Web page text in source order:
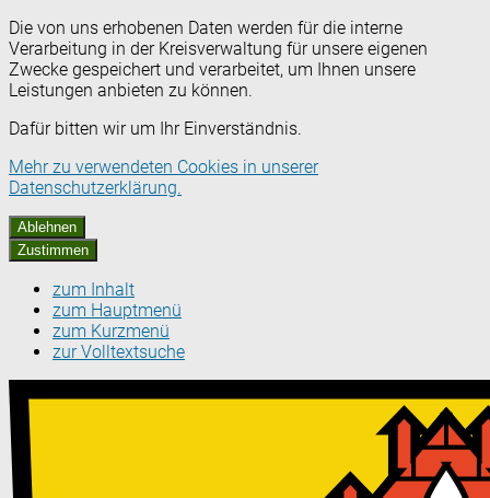
Die von uns erhobenen Daten werden für die interne
Verarbeitung in der Kreisverwaltung für unsere eigenen
Zwecke gespeichert und verarbeitet, um Ihnen unsere
Leistungen anbieten zu können.
Dafür bitten wir um Ihr Einverständnis.
Mehr zu verwendeten Cookies in unserer
Datenschutzerklärung.
Ablehnen
Zustimmen
zum Inhalt
zum Hauptmenü
zum Kurzmenü
zur Volltextsuche